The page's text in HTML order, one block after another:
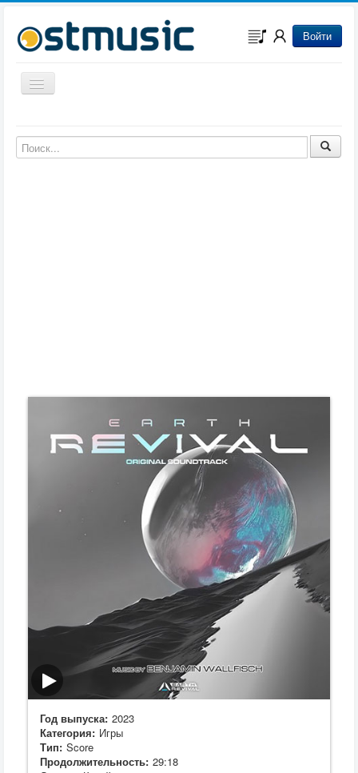
Войти
Включить/выключить навигацию
Музыка из мультфильмов
Музыка из сериалов
Год выпуска: 2023
Категория: Игры
Тип: Score
Продолжительность: 29:18